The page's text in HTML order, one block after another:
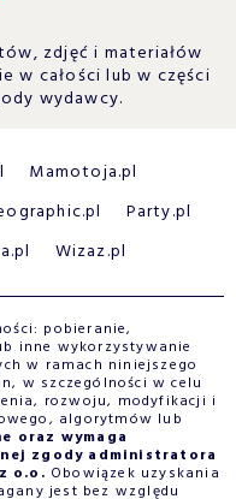
zdjęć i materiałów
w całości lub w części
wydawcy.
Mamotoja.pl
Party.pl
Wizaz.pl
pobieranie,
inne wykorzystywanie
w ramach niniejszego
w szczególności w celu
rozwoju, modyfikacji i
algorytmów lub
oraz wymaga
zgody administratora
o.o. Obowiązek uzyskania
jest bez względu